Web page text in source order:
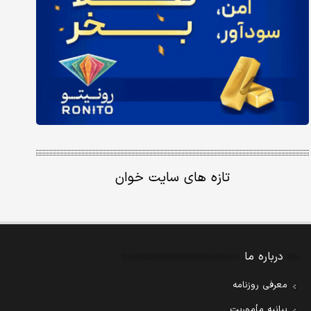
تازه های سایت خوان
درباره ما
معرفی روزنامه